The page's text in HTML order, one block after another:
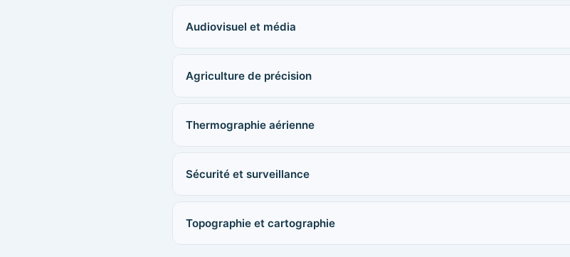
Audiovisuel et média
Agriculture de précision
Thermographie aérienne
Sécurité et surveillance
Topographie et cartographie